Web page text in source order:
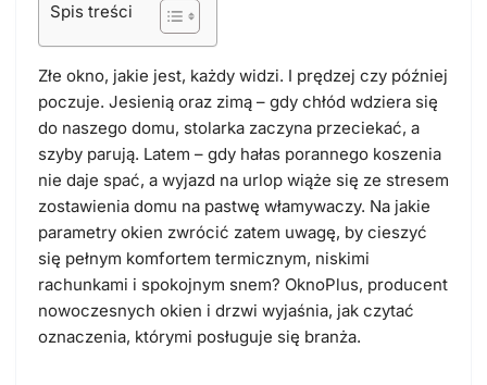
Spis treści
Złe okno, jakie jest, każdy widzi. I prędzej czy później
poczuje. Jesienią oraz zimą – gdy chłód wdziera się
do naszego domu, stolarka zaczyna przeciekać, a
szyby parują. Latem – gdy hałas porannego koszenia
nie daje spać, a wyjazd na urlop wiąże się ze stresem
zostawienia domu na pastwę włamywaczy. Na jakie
parametry okien zwrócić zatem uwagę, by cieszyć
się pełnym komfortem termicznym, niskimi
rachunkami i spokojnym snem? OknoPlus, producent
nowoczesnych okien i drzwi wyjaśnia, jak czytać
oznaczenia, którymi posługuje się branża.